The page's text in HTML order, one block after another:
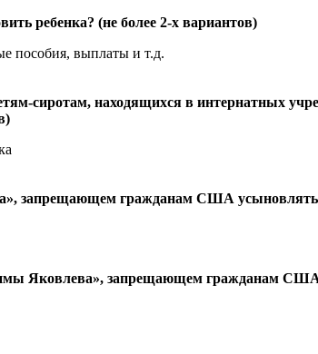
ребенка? (не более 2-х вариантов)
пособия, выплаты и т.д.
сиротам, находящихся в интернатных
запрещающем гражданам США усыновлять
Яковлева», запрещающем гражданам США